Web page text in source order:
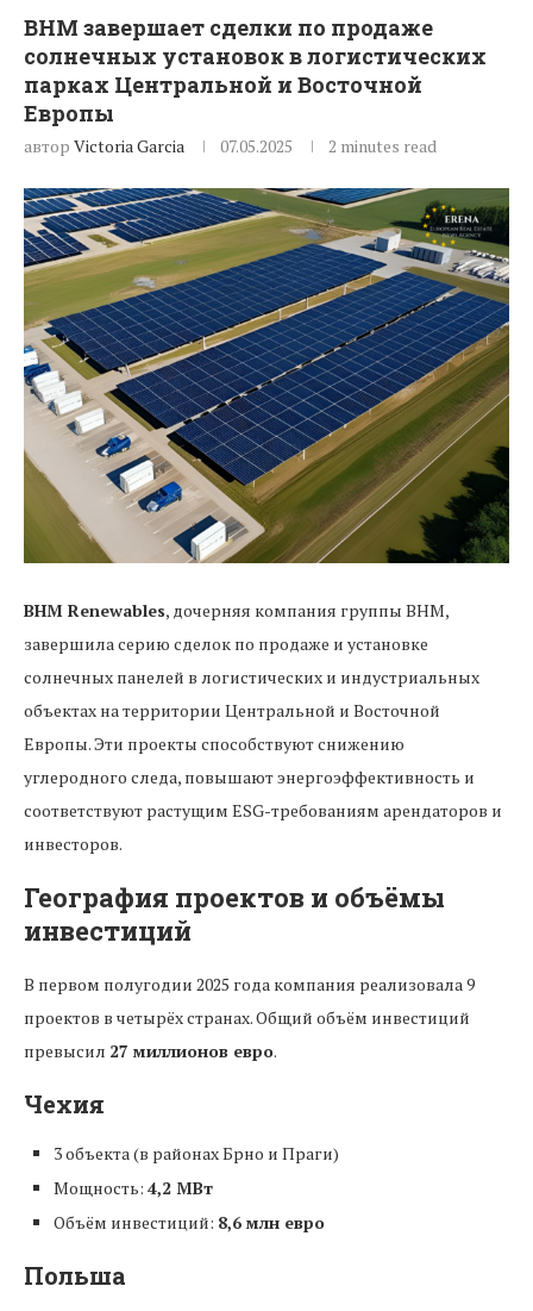
BHM завершает сделки по продаже
солнечных установок в логистических
парках Центральной и Восточной
Европы
автор Victoria Garcia 07.05.2025 2 minutes read
BHM Renewables, дочерняя компания группы BHM,
завершила серию сделок по продаже и установке
солнечных панелей в логистических и индустриальных
объектах на территории Центральной и Восточной
Европы. Эти проекты способствуют снижению
углеродного следа, повышают энергоэффективность и
соответствуют растущим ESG-требованиям арендаторов и
инвесторов.
География проектов и объёмы
инвестиций
В первом полугодии 2025 года компания реализовала 9
проектов в четырёх странах. Общий объём инвестиций
превысил 27 миллионов евро.
Чехия
3 объекта (в районах Брно и Праги)
Мощность: 4,2 МВт
Объём инвестиций: 8,6 млн евро
Польша